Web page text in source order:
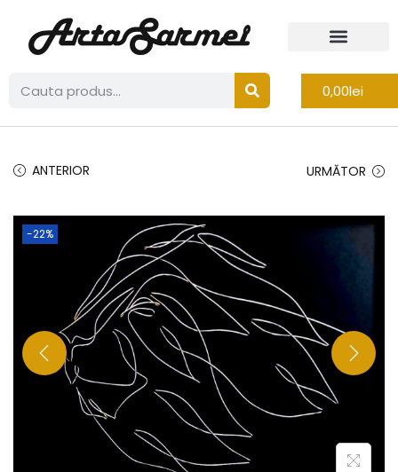
0,00lei
ANTERIOR URMĂTOR
-22%